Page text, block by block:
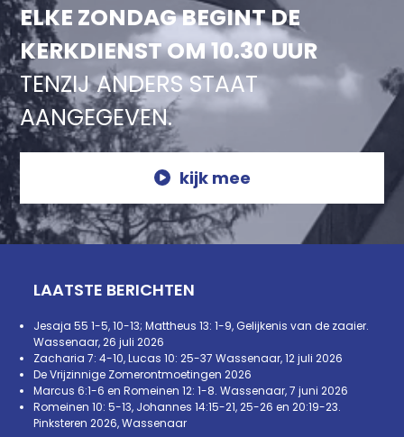
ELKE ZONDAG BEGINT DE
KERKDIENST OM 10.30 UUR
TENZIJ ANDERS STAAT
AANGEGEVEN.
kijk mee
LAATSTE BERICHTEN
Jesaja 55 1-5, 10-13; Mattheus 13: 1-9, Gelijkenis van de zaaier.
Wassenaar, 26 juli 2026
Zacharia 7: 4-10, Lucas 10: 25-37 Wassenaar, 12 juli 2026
De Vrijzinnige Zomerontmoetingen 2026
Marcus 6:1-6 en Romeinen 12: 1-8. Wassenaar, 7 juni 2026
Romeinen 10: 5-13, Johannes 14:15-21, 25-26 en 20:19-23.
Pinksteren 2026, Wassenaar